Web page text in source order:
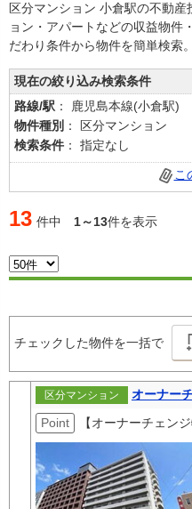
区分マンション 小倉駅の不動
ョン・アパートなどの収益物件
だわり条件から物件を簡単検索
現在の絞り込み検索条件
路線/駅 ： 鹿児島本線(小倉駅)
物件種別 ： 区分マンション
検索条件 ： 指定なし
こ
13 件中 1～13件を表示
チェックした物件を一括で
区分マンション
オーナー
Point
【オーナーチェン